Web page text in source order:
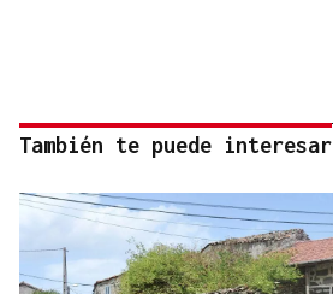
También te puede interesar